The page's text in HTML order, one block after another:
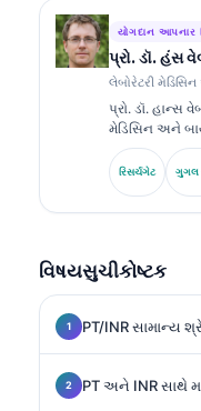
યોગદાન આપનાર
પ્રો. ડૉ. હંસ
લેબોરેટરી
પ્રો. ડૉ. હાન્સ
મેડિસિન અને
જર્મન
તરીકે, તેઓ
રિસર્ચગેટ ગુગલ
વિષયસુચીકોષ્ટક
PT/INR સામાન્ય
PT અને INR સાથે